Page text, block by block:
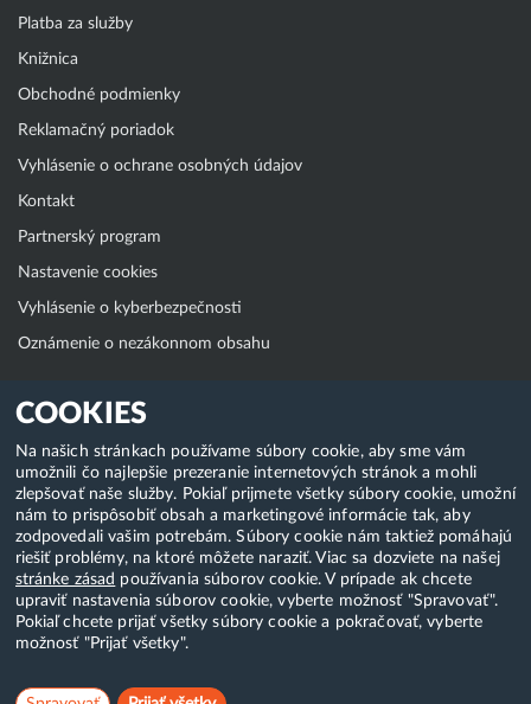
COOKIES
Na našich stránkach používame súbory cookie, aby sme vám
umožnili čo najlepšie prezeranie internetových stránok a mohli
zlepšovať naše služby. Pokiaľ prijmete všetky súbory cookie, umožní
nám to prispôsobiť obsah a marketingové informácie tak, aby
zodpovedali vašim potrebám. Súbory cookie nám taktiež pomáhajú
riešiť problémy, na ktoré môžete naraziť. Viac sa dozviete na našej
stránke zásad používania súborov cookie. V prípade ak chcete
upraviť nastavenia súborov cookie, vyberte možnosť "Spravovať".
Pokiaľ chcete prijať všetky súbory cookie a pokračovať, vyberte
možnosť "Prijať všetky".
Platba za služby
Knižnica
Obchodné podmienky
Reklamačný poriadok
Vyhlásenie o ochrane osobných údajov
Kontakt
Partnerský program
Nastavenie cookies
Vyhlásenie o kyberbezpečnosti
Oznámenie o nezákonnom obsahu
Klientská zóna
WebAdmin
WebMail
Zmena hesla (E-mail, FTP, SSH)
Webhosting
Domény
Copyright & 2018-2026 HostCreators. Všetky práva vyhradené